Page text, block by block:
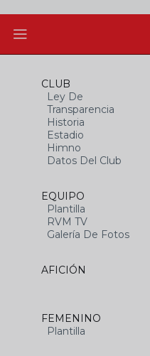
CLUB
Ley De
Transparencia
Historia
Estadio
Himno
Datos Del Club
EQUIPO
Plantilla
RVM TV
Galería De Fotos
AFICIÓN
FEMENINO
Plantilla